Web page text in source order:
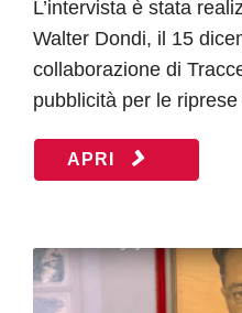
L’intervista è stata
Walter Dondi, il 15
collaborazione di
pubblicità per le riprese
APRI